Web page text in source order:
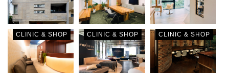
CLINIC & SHOP CLINIC & SHOP CLINIC & SHOP